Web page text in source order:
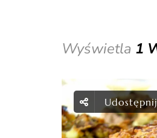
Wyświetla 1
Udostępnij